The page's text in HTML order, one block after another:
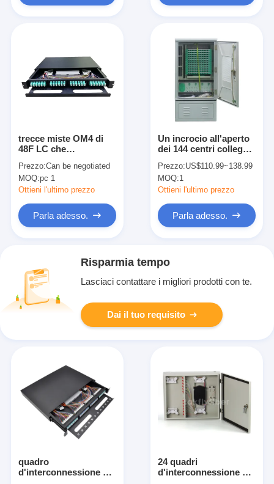
trecce miste OM4 di
48F LC che
struttura di
distribuzione ottica
della fibra 1U
Prezzo:Can be negotiated
MOQ:pc 1
Ottieni l'ultimo prezzo
Parla adesso.
Un incrocio all'aperto
dei 144 centri collega il
d'interconnessione a
fibra ottica del
Governo per FTTX
Prezzo:US$110.99~138.99
MOQ:1
Ottieni l'ultimo prezzo
Parla adesso.
Risparmia tempo
Lasciaci contattare i migliori prodotti con te.
Dai il tuo requisito
quadro
d'interconnessione a
24 quadri
d'interconnessione a